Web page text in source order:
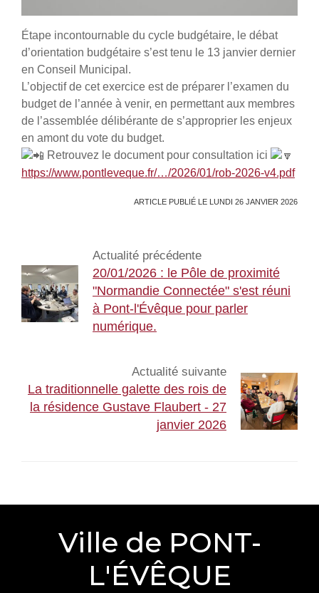
Étape incontournable du cycle budgétaire, le débat
d’orientation budgétaire s’est tenu le 13 janvier dernier
en Conseil Municipal.
L’objectif de cet exercice est de préparer l’examen du
budget de l’année à venir, en permettant aux membres
de l’assemblée délibérante de s’approprier les enjeux
en amont du vote du budget.
Retrouvez le document pour consultation ici
https://www.pontleveque.fr/…/2026/01/rob-2026-v4.pdf
ARTICLE PUBLIÉ LE LUNDI 26 JANVIER 2026
Actualité précédente
20/01/2026 : le Pôle de proximité
"Normandie Connectée" s'est réuni
à Pont-l'Évêque pour parler
numérique.
Actualité suivante
La traditionnelle galette des rois de
la résidence Gustave Flaubert - 27
janvier 2026
Ville de PONT-
L'ÉVÊQUE